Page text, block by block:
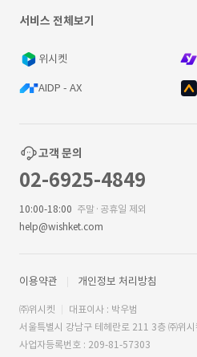
서비스 전체보기
위시켓
AIDP - AX
고객 문의
02-6925-4849
10:00-18:00 주말·공휴일 제외
help@wishket.com
이용약관 개인정보 처리방침
㈜위시켓
대표이사 : 박우범
서울특별시 강남구 테헤란로 211 3층 ㈜위시
사업자등록번호 : 209-81-57303